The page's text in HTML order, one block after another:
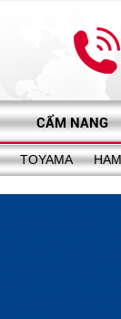
CẨM NANG
TOYAMA